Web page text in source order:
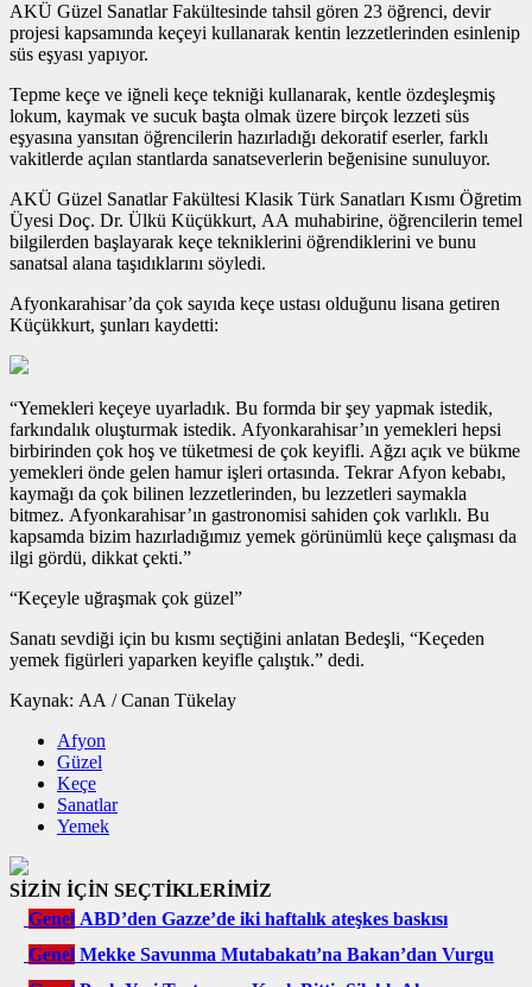
AKÜ Güzel Sanatlar Fakültesinde tahsil gören 23 öğrenci, devir
projesi kapsamında keçeyi kullanarak kentin lezzetlerinden esinlenip
süs eşyası yapıyor.
Tepme keçe ve iğneli keçe tekniği kullanarak, kentle özdeşleşmiş
lokum, kaymak ve sucuk başta olmak üzere birçok lezzeti süs
eşyasına yansıtan öğrencilerin hazırladığı dekoratif eserler, farklı
vakitlerde açılan stantlarda sanatseverlerin beğenisine sunuluyor.
AKÜ Güzel Sanatlar Fakültesi Klasik Türk Sanatları Kısmı Öğretim
Üyesi Doç. Dr. Ülkü Küçükkurt, AA muhabirine, öğrencilerin temel
bilgilerden başlayarak keçe tekniklerini öğrendiklerini ve bunu
sanatsal alana taşıdıklarını söyledi.
Afyonkarahisar’da çok sayıda keçe ustası olduğunu lisana getiren
Küçükkurt, şunları kaydetti:
“Yemekleri keçeye uyarladık. Bu formda bir şey yapmak istedik,
farkındalık oluşturmak istedik. Afyonkarahisar’ın yemekleri hepsi
birbirinden çok hoş ve tüketmesi de çok keyifli. Ağzı açık ve bükme
yemekleri önde gelen hamur işleri ortasında. Tekrar Afyon kebabı,
kaymağı da çok bilinen lezzetlerinden, bu lezzetleri saymakla
bitmez. Afyonkarahisar’ın gastronomisi sahiden çok varlıklı. Bu
kapsamda bizim hazırladığımız yemek görünümlü keçe çalışması da
ilgi gördü, dikkat çekti.”
“Keçeyle uğraşmak çok güzel”
Sanatı sevdiği için bu kısmı seçtiğini anlatan Bedeşli, “Keçeden
yemek figürleri yaparken keyifle çalıştık.” dedi.
Kaynak: AA / Canan Tükelay
Afyon
Güzel
Keçe
Sanatlar
Yemek
SİZİN İÇİN SEÇTİKLERİMİZ
Genel ABD’den Gazze’de iki haftalık ateşkes baskısı
Genel Mekke Savunma Mutabakatı’na Bakan’dan Vurgu